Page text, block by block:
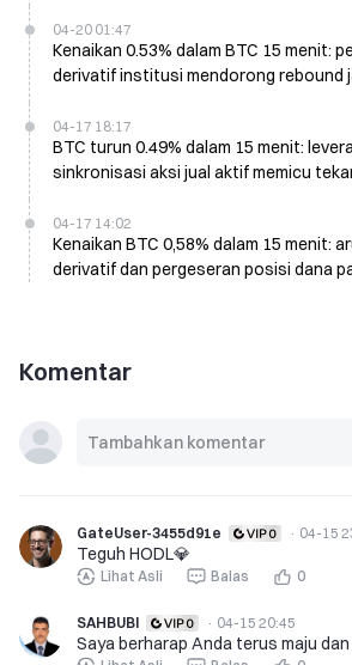
04-20 01:47
Kenaikan 0.53% dalam BTC 15 menit:
derivatif institusi mendorong rebound
04-17 18:17
BTC turun 0.49% dalam 15 menit:
sinkronisasi aksi jual aktif memicu
04-17 14:02
Kenaikan BTC 0,58% dalam 15 menit:
derivatif dan pergeseran posisi dana
Komentar
GateUser-3455d91e · 04-15
Teguh HODL💎
Lihat Asli Balas 0
SAHBUBI · 04-15 20:45
Saya berharap Anda terus maju